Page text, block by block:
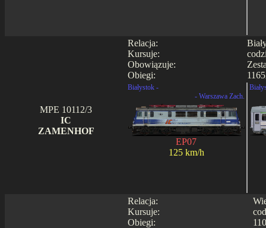
Relacja:
Kursuje:
Obowiązuje:
Obiegi:
MPE 10112/3
IC
ZAMENHOF
Białystok -
- Warszawa Zach.
EP07
125 km/h
Relacja:
Kursuje:
Obiegi: